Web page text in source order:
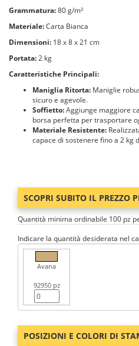
Grammatura:80 g/m²
Materiale:Carta Bianca
Dimensioni: 18 x 8 x 21 cm
Portata:2 kg
Caratteristiche Principali:
Maniglia Ritorta: Maniglie
sicuro e agevole.
Soffietto:Aggiunge maggiore
borsa perfetta per trasportare
Materiale Resistente:
capace di sostenere fino a 2 kg
SCOPRI SUBITO IL PREZZO
Quantità minima ordinabile 100 pz
Indicare la quantità desiderata nel
Avana
92950 pz
POSIZIONI E COLORI DI